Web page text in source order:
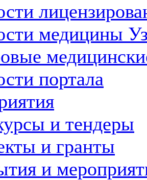
медицины
портала
и тендеры
и гранты
и